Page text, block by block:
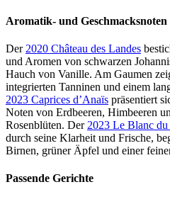
Aromatik- und Geschmacksnoten
Der 2020 Château des Landes
und Aromen von schwarzen
Hauch von Vanille. Am Gaumen
integrierten Tanninen und einem
2023 Caprices d’Anaïs präsentiert
Noten von Erdbeeren, Himbeeren
Rosenblüten. Der 2023 Le Blanc du
durch seine Klarheit und Frische,
Birnen, grüner Äpfel und einer
Passende Gerichte